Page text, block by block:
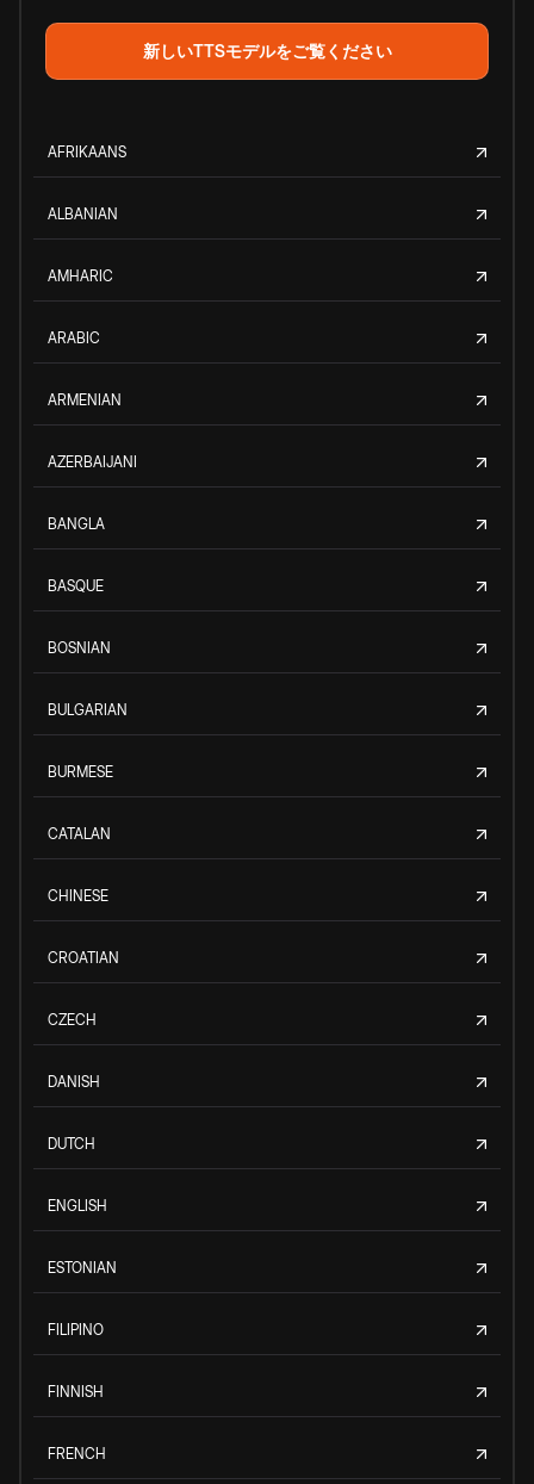
新しいTTSモデルをご覧ください
AFRIKAANS
ALBANIAN
AMHARIC
ARABIC
ARMENIAN
AZERBAIJANI
BANGLA
BASQUE
BOSNIAN
BULGARIAN
BURMESE
CATALAN
CHINESE
CROATIAN
CZECH
DANISH
DUTCH
ENGLISH
ESTONIAN
FILIPINO
FINNISH
FRENCH